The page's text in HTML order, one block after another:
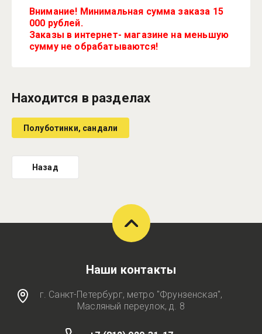
Внимание! Минимальная сумма заказа 15
000 рублей.
Заказы в интернет- магазине на меньшую
сумму не обрабатываются!
Находится в разделах
Полуботинки, сандали
Назад
Наши контакты
г. Санкт-Петербург, метро "Фрунзенская",
Масляный переулок, д. 8